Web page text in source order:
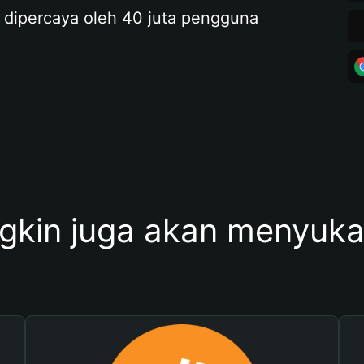
oleh 40 juta pengguna
juga akan